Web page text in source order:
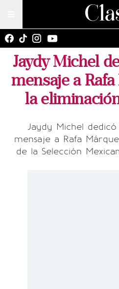
Jaydy Michel
mensaje a
la
Jaydy Michel
mensaje a Rafa
de la Selección